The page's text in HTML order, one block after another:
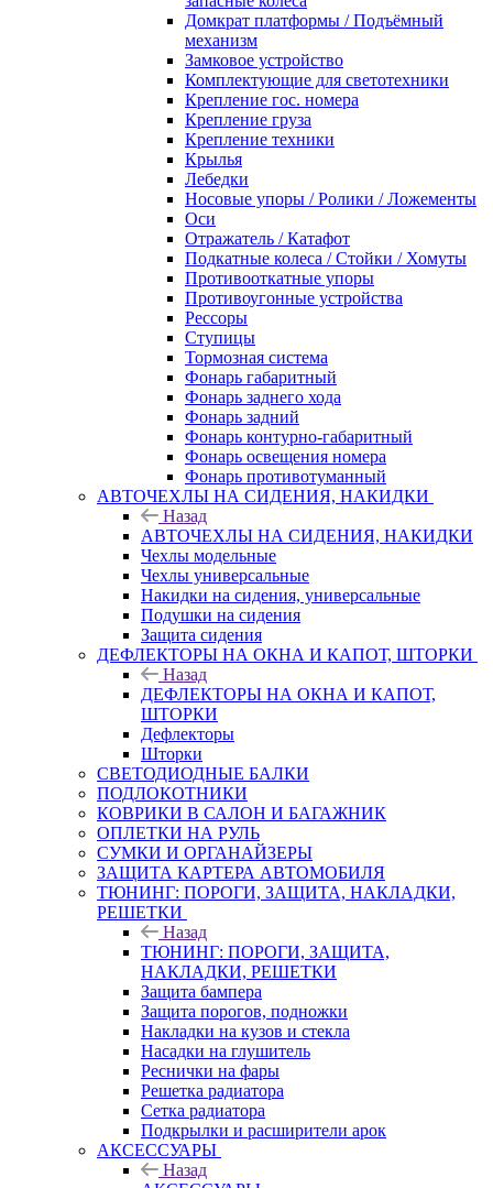
Домкрат платформы / Подъёмный
механизм
Замковое устройство
Комплектующие для светотехники
Крепление гос. номера
Крепление груза
Крепление техники
Крылья
Лебедки
Носовые упоры / Ролики / Ложементы
Оси
Отражатель / Катафот
Подкатные колеса / Стойки / Хомуты
Противооткатные упоры
Противоугонные устройства
Рессоры
Ступицы
Тормозная система
Фонарь габаритный
Фонарь заднего хода
Фонарь задний
Фонарь контурно-габаритный
Фонарь освещения номера
Фонарь противотуманный
АВТОЧЕХЛЫ НА СИДЕНИЯ, НАКИДКИ
Назад
АВТОЧЕХЛЫ НА СИДЕНИЯ, НАКИДКИ
Чехлы модельные
Чехлы универсальные
Накидки на сидения, универсальные
Подушки на сидения
Защита сидения
ДЕФЛЕКТОРЫ НА ОКНА И КАПОТ, ШТОРКИ
Назад
ДЕФЛЕКТОРЫ НА ОКНА И КАПОТ,
ШТОРКИ
Дефлекторы
Шторки
СВЕТОДИОДНЫЕ БАЛКИ
ПОДЛОКОТНИКИ
КОВРИКИ В САЛОН И БАГАЖНИК
ОПЛЕТКИ НА РУЛЬ
СУМКИ И ОРГАНАЙЗЕРЫ
ЗАЩИТА КАРТЕРА АВТОМОБИЛЯ
ТЮНИНГ: ПОРОГИ, ЗАЩИТА, НАКЛАДКИ,
РЕШЕТКИ
Назад
ТЮНИНГ: ПОРОГИ, ЗАЩИТА,
НАКЛАДКИ, РЕШЕТКИ
Защита бампера
Защита порогов, подножки
Накладки на кузов и стекла
Насадки на глушитель
Реснички на фары
Решетка радиатора
Сетка радиатора
Подкрылки и расширители арок
АКСЕССУАРЫ
Назад